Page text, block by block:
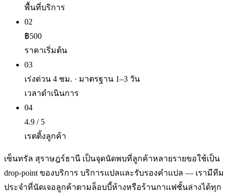
พื้นที่บริการ
02
฿500
ราคาเริ่มต้น
03
เร่งด่วน 4 ชม. · มาตรฐาน 1–3 วัน
เวลาดำเนินการ
04
4.9 / 5
เรตติ้งลูกค้า
เซ็นทรัล สุราษฎร์ธานี เป็นจุดนัดพบที่ลูกค้าหลายรายขอใช้เป็น
drop-point ของบริการ บริการแปลและรับรองคำแปล — เรามีทีม
ประจำที่นัดเจอลูกค้าตามล็อบบี้ห้างหรือร้านกาแฟชั้นล่างได้ทุก